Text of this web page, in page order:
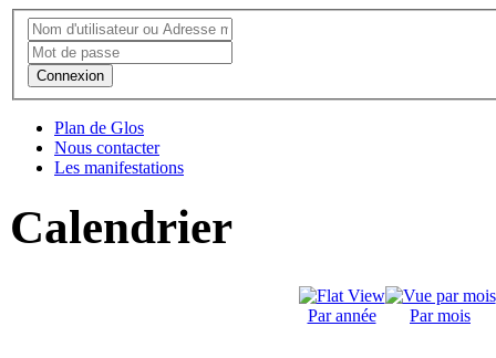
Connexion
Plan de Glos
Nous contacter
Les manifestations
Calendrier
Par année Par mois